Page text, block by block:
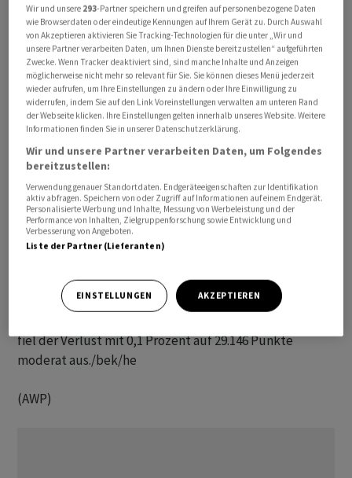
Nach der jüngsten Eskalation im Iran-Krieg hat US-
Präsident Donald Trump mit weiteren Angriffen
gedroht. Das Militär habe den Iran mit seinen Attacken
vergangene Nacht «hart getroffen» und «wir werden sie
höchstwahrscheinlich auch heute Nacht wieder hart
treffen», sagte er bei einem Treffen mit dem
ukrainischen Präsidenten Wolodymyr Selenskyj am
Rande des Nato-Gipfels im türkischen Ankara.
Der marktbreite S&P 500 Index gab um 0,4 Prozent auf
7.472 Zähler nach. Beim von den Tech-Giganten Nvidia ,
fiel der Verlust mit 0,1 Prozent auf 29.146 Punkte
moderat aus./bek/he
(AWP)
Wir und unsere 293-Partner speichern und greifen auf personenbezogene Daten
wie Browserdaten oder eindeutige Kennungen auf Ihrem Gerät zu. Durch Auswahl
von Akzeptieren aktivieren Sie Tracking-Technologien für die unter „Wir und
unsere Partner verarbeiten Daten, um Ihnen Dienste bereitzustellen“ aufgeführten
Zwecke. Wenn Tracker deaktiviert sind, sind manche Inhalte und Anzeigen
möglicherweise nicht mehr so relevant für Sie. Sie können dieses Menü jederzeit
wieder aufrufen, um Ihre Einstellungen zu ändern oder Ihre Einwilligung zu
widerrufen, indem Sie auf den Link Voreinstellungen verwalten am unteren Rand
der Webseite klicken. Ihre Einstellungen gelten innerhalb unseres Website. Weitere
Informationen finden Sie in unserer Datenschutzerklärung.
Wir und unsere Partner verarbeiten Daten, um Folgendes
bereitzustellen:
Verwendung genauer Standortdaten. Endgeräteeigenschaften zur Identifikation
aktiv abfragen. Speichern von oder Zugriff auf Informationen auf einem Endgerät.
Personalisierte Werbung und Inhalte, Messung von Werbeleistung und der
Performance von Inhalten, Zielgruppenforschung sowie Entwicklung und
Verbesserung von Angeboten.
Liste der Partner (Lieferanten)
EINSTELLUNGEN AKZEPTIEREN